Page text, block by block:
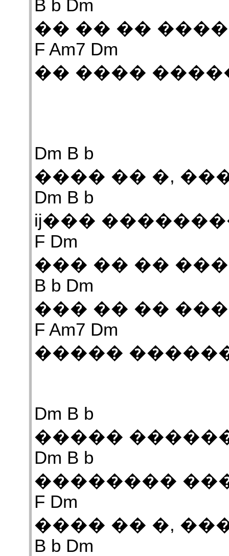
B b Dm
�� �� ��
F Am7 Dm
�� ����
Dm B b
���� �� �,
Dm B b
ĳ���
F Dm
��� �� ��
B b Dm
��� �� ��
F Am7 Dm
�����
Dm B b
�����
Dm B b
��������
F Dm
���� �� �,
B b Dm